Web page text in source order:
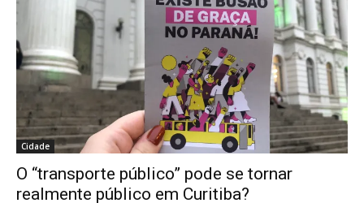
Cidade
O “transporte público” pode se tornar
realmente público em Curitiba?